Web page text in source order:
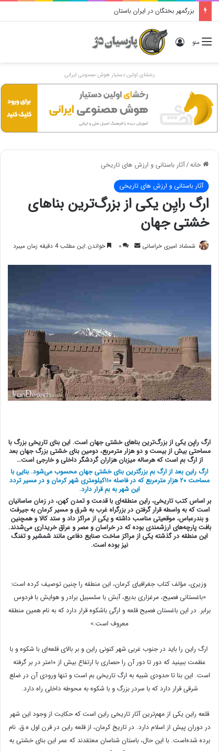
بزرگمهر بختگان در ایران باستان
منو ورود
رخشای اولین دستیار هوش مصنوعی ایرانی
خانه/آثار باستانی و ارزش های تاریخی
آثار باستانی و ارزش های تاریخی
ارگ رایِن یکی از بزرگ‌ترین بناهای
خشتی جهان
شمشاد امیری خراسانی
ارسال۰ خواندن این مطلب 4 دقیقه زمان میبرد
ارگ رایِن یکی از بزرگ‌ترین بناهای خشتی جهان است. این بنای تاریخی بزرگ با
مساحتی بیش از بیست و دو هزار مترمربع، دومین بنای خشتی بزرگ جهان بعد
از ارگ بم است که هرساله میزبان هزاران گردشگر داخلی و خارجی است…
ارگ راین بعد از ارگ بم بزرگترین بناى خشتى جهان محسوب مى‌شود. بنایی با
مساحت ۲۰ هزار مترمربع که در فاصله ۱۱۰كیلومترى شهر كرمان و در مسیر تردد
این شهر به بم قرار دارد.
بر اساس كتب تاریخی، راین منطقه‌ای با قدمت و تمدن كهن، در زمان ساسانیان
است كه به واسطه قرار گرفتن در بزرگراه غرب به شرق و مسیر كرمان به جیرفت
و بندرعباس، موقعیتی مناسب داشته و یكی از مراكز داد و ستد كالا و همچنین
بافت پارچه‌های ارزشمندی بوده كه در خراسان و مصر و عراق خریداری می‌شدند.
این منطقه در گذشته یكی از مراكز ساخت صنایع دفاعی مانند شمشیر و تفنگ
نیز بوده است.
وزیری، مؤلف كتاب جغرافیای كرمان، این منطقه را چنین توصیف كرده است:
«باغستانی فصیح، مرغزاری بدیع، آبش با سلسبیل برادر و هوایش با فردوس
برابر. در این باغستان فصیح قلعه و ارگی باشكوه قرار دارد كه به نام همین منطقه
معروف است.»
ارگ راین را باید در جنوب غربی شهر كنونی راین و بر بالای قلعه‌ای با شكوه و با
عظمت ببینید كه دور تا دور آن را حصاری با ارتفاع بیش از ۱۰متر در بر گرفته
است. این بنا تا حدودی شبیه به ارگ تاریخی بم است و تنها ورودی آن در ضلع
شرقی قرار دارد كه با سردر بزرگ و با شكوه به محوطه داخلی راه دارد.
قلعه راین یکی از مهم‌ترین آثار تاریخی راین است که حکایت از وجود این شهر
در دوران پیش از اسلام دارد. در تاریخ کرمان، از قلعه راین در قرن اول ه.ق. نام
برده شده‌است. با این حال، باستان شناسان معتقدند که عمر این بنای خشتی به